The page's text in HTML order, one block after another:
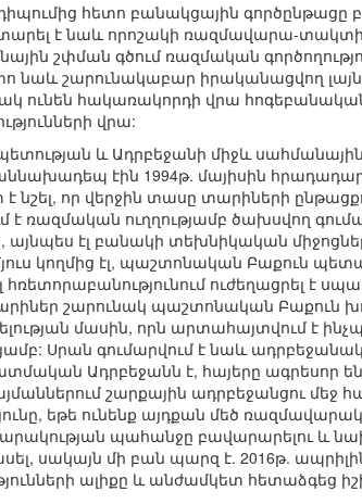
հետո բանակցային գործընթացը
է նաև որոշակի ռազմավարա-
շփման գծում ռազմական
նաև շարունակաբար իրականացվող
ունեն հակառակորդի վրա
վրա:
և Ադրբեջանի միջև
աննախադեպ էին 1994թ. մայիսին
նշել, որ վերջին տասը տարիների
ուղղությամբ ծախսվող
էլ բանակի տեխնիկական
կողմից էլ, պաշտոնական Բաքուն
ուժեղացրել է
Տարիներ շարունակ պաշտոնական Բաքուն
մասին, որն արտահայտվում է
Սրան գումարվում է նաև
Ադրբեջանն է, հայերը ագրեսոր
շարքային ադրբեջանցու մեջ
եթե ունենք այդքան մեծ
պահանջը բավարարելու և
սակայն մի բան պարզ է. 2016թ.
ալիքը և անժամկետ հետաձգեց